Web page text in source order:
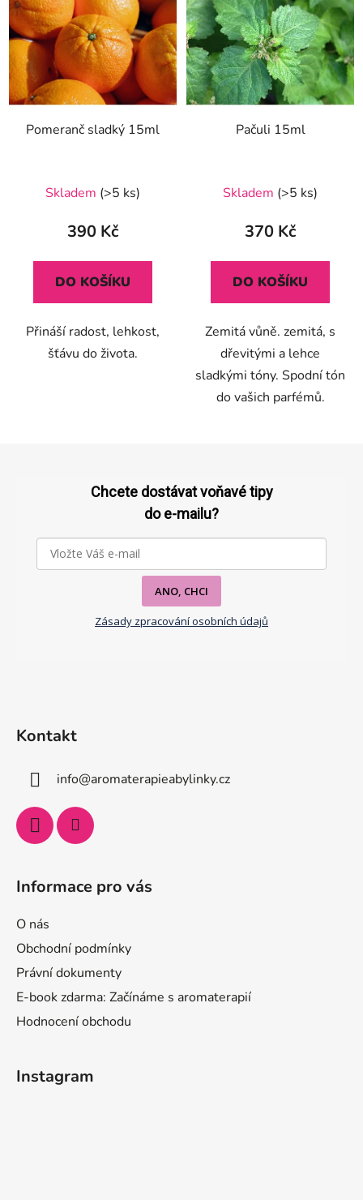
Pomeranč sladký 15ml
hodnocení
produktu
5,0
z
hvězdiček.
Skladem (>5 ks)
390 Kč
DO KOŠÍKU
Přináší radost, lehkost,
šťávu do života.
Pačuli 15ml
Skladem (>5 ks)
370 Kč
DO KOŠÍKU
Zemitá vůně. zemitá, s
dřevitými a lehce
sladkými tóny. Spodní tón
do vašich parfémů.
Chcete dostávat voňavé tipy
do e-mailu?
ANO, CHCI
Zásady zpracování osobních údajů
Kontakt
info@aromaterapieabylinky.cz
Informace pro vás
O nás
Obchodní podmínky
Právní dokumenty
E-book zdarma: Začínáme s aromaterapií
Hodnocení obchodu
Instagram